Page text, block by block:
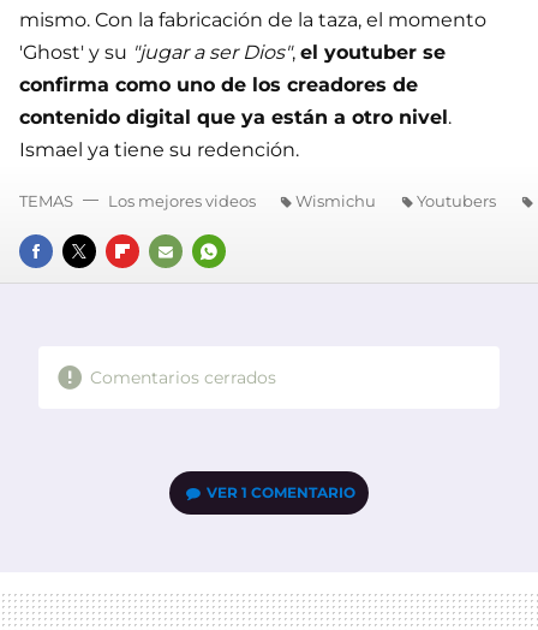
mismo. Con la fabricación de la taza, el momento
'Ghost' y su "jugar a ser Dios", el youtuber se
confirma como uno de los creadores de
contenido digital que ya están a otro nivel.
Ismael ya tiene su redención.
FACEBOOK
TWITTERFLIPBOARD
E-
WHATSAPP
TEMAS Los mejores videos Wismichu Youtubers
Comentarios cerrados
VER1 COMENTARIO